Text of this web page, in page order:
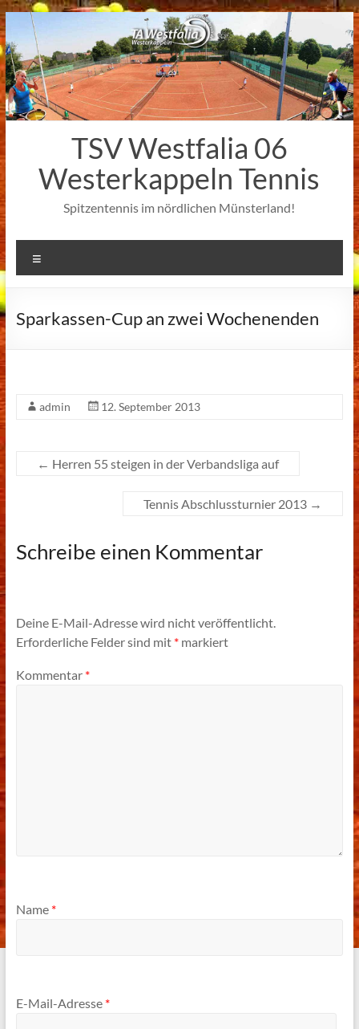
Zum
Inhalt
springen
TSV Westfalia 06
Westerkappeln Tennis
Spitzentennis im nördlichen Münsterland!
Sparkassen-Cup an zwei Wochenenden
admin 12. September 2013
← Herren 55 steigen in der Verbandsliga auf
Tennis Abschlussturnier 2013 →
Schreibe einen Kommentar
Deine E-Mail-Adresse wird nicht veröffentlicht.
Erforderliche Felder sind mit *markiert
Kommentar *
Name *
E-Mail-Adresse *